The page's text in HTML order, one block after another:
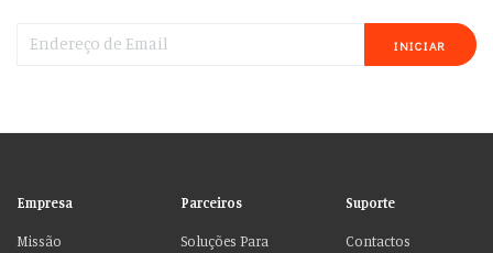
INICIAR
Empresa
Missão
Parceiros
Soluções Para
Suporte
Contactos